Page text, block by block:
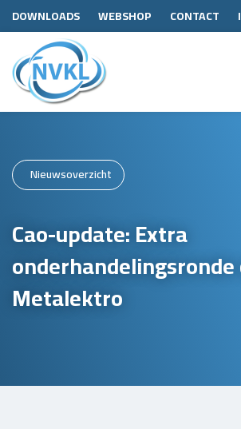
DOWNLOADS WEBSHOP CONTACT
Nieuwsoverzicht
Cao-update: Extra
onderhandelingsronde
Metalektro